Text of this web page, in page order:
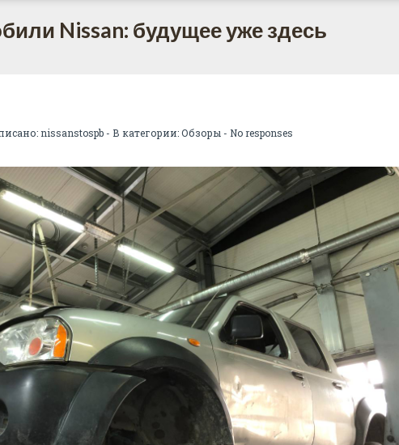
Nissan: будущее уже здесь
nissanstospb - В категории:Обзоры - No responses